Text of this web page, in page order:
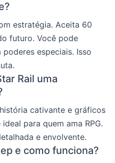
estratégia. Aceita 60
futuro. Você pode
especiais. Isso
Rail uma
cativante e gráficos
para quem ama RPG.
e envolvente.
e como funciona?